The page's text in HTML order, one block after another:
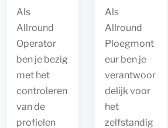
Als
Allround
Operator
ben je bezig
met het
controleren
van de
profielen
Als
Allround
Ploegmont
eur ben je
verantwoor
delijk voor
het
zelfstandig